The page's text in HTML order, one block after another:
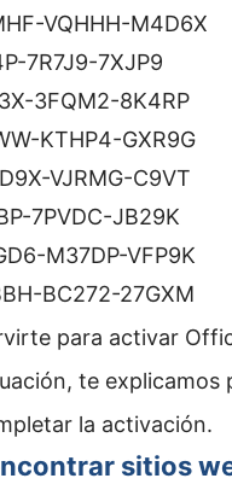
VQHHH-M4D6X
7R7J9-7XJP9
3FQM2-8K4RP
KTHP4-GXR9G
VJRMG-C9VT
7PVDC-JB29K
M37DP-VFP9K
BC272-27GXM
para activar
te explicamos
la activación.
sitios